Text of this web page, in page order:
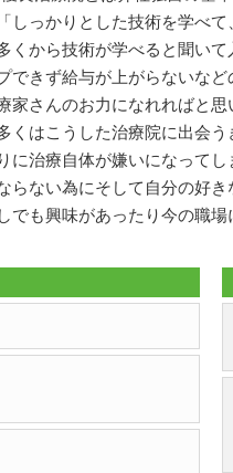
しっかりとした技術を学べ
くから技術が学べると聞い
できず給与が上がらないなど
家さんのお力になれればと
くはこうした治療院に出会
に治療自体が嫌いになってし
らない為にそして自分の好
でも興味があったり今の職